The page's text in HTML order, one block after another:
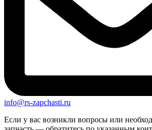
info@rs-zapchasti.ru
Если у вас возникли вопросы или